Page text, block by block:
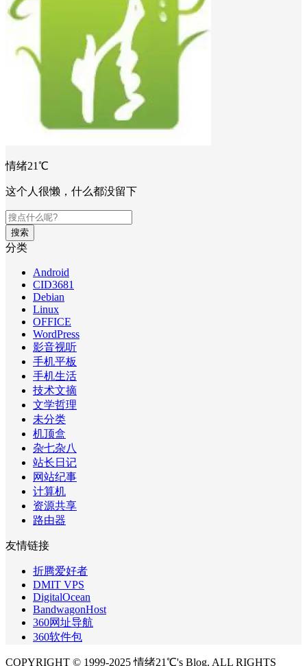
情绪21℃
这个人很懒，什么都没留下
搜索
分类
Android
CID3681
Debian
Linux
OFFICE
WordPress
影音视听
手机平板
手机生活
技术文摘
文学哲理
未分类
机顶盒
杂七杂八
站长日记
网站纪事
计算机
资源共享
路由器
友情链接
折腾爱好者
DMIT VPS
DigitalOcean
BandwagonHost
360网址导航
360软件包
COPYRIGHT © 1999-2025 情绪21℃'s Blog. ALL RIGHTS